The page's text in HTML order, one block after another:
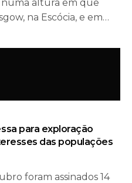
numa altura em que
na Escócia, e em…
para exploração
das populações
foram assinados 14